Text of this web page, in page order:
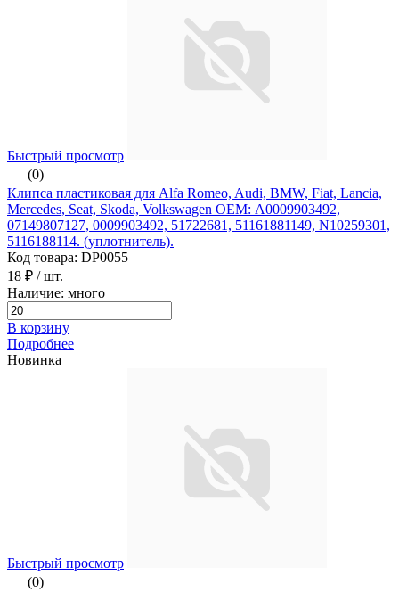
Быстрый просмотр
(0)
Клипса пластиковая для Alfa Romeo, Audi, BMW, Fiat, Lancia,
Mercedes, Seat, Skoda, Volkswagen ОЕМ: A0009903492,
07149807127, 0009903492, 51722681, 51161881149, N10259301,
5116188114. (уплотнитель).
Код товара: DP0055
18 ₽ / шт.
Наличие: много
В корзину
Подробнее
Новинка
Быстрый просмотр
(0)